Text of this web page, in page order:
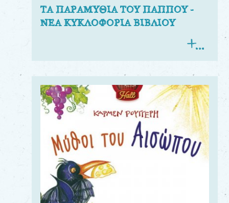
ΤΑ ΠΑΡΑΜΥΘΙΑ ΤΟΥ ΠΑΠΠΟΥ -
ΝΕΑ ΚΥΚΛΟΦΟΡΙΑ ΒΙΒΛΙΟΥ